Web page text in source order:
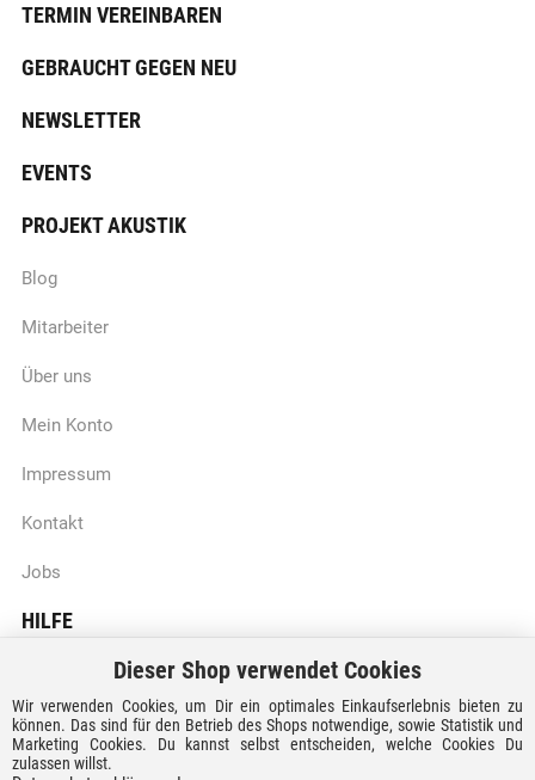
TERMIN VEREINBAREN
GEBRAUCHT GEGEN NEU
NEWSLETTER
EVENTS
PROJEKT AKUSTIK
Blog
Mitarbeiter
Über uns
Mein Konto
Impressum
Kontakt
Jobs
HILFE
Batteriegesetzhinweise
Vertrag widerrufen
Versandkosten und Lieferzeiten
Dieser Shop verwendet Cookies
Wir verwenden Cookies, um Dir ein optimales Einkaufserlebnis bieten zu
können. Das sind für den Betrieb des Shops notwendige, sowie Statistik und
Marketing Cookies. Du kannst selbst entscheiden, welche Cookies Du
zulassen willst.